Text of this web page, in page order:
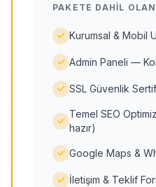
PAKETE DAHIL
Kurumsal & Mobil
Admin Paneli —
SSL Güvenlik
Temel SEO
hazır)
Google Maps &
İletişim & Teklif